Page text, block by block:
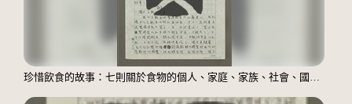
珍惜飲食的故事：七則關於食物的個人、家庭、家族、社會、國族記憶